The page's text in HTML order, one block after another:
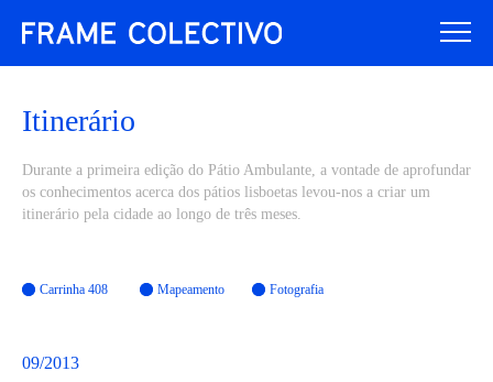
Itinerário
Durante a primeira edição do Pátio Ambulante, a vontade de aprofundar
os conhecimentos acerca dos pátios lisboetas levou-nos a criar um
itinerário pela cidade ao longo de três meses.
Carrinha 408 Mapeamento Fotografia
09/2013